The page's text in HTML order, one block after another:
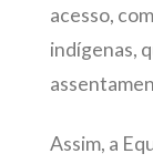
acesso,
indígenas,
Assim, a